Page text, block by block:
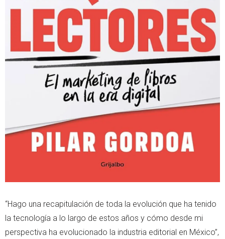
“Hago una recapitulación de toda la evolución que ha tenido
la tecnología a lo largo de estos años y cómo desde mi
perspectiva ha evolucionado la industria editorial en México”,